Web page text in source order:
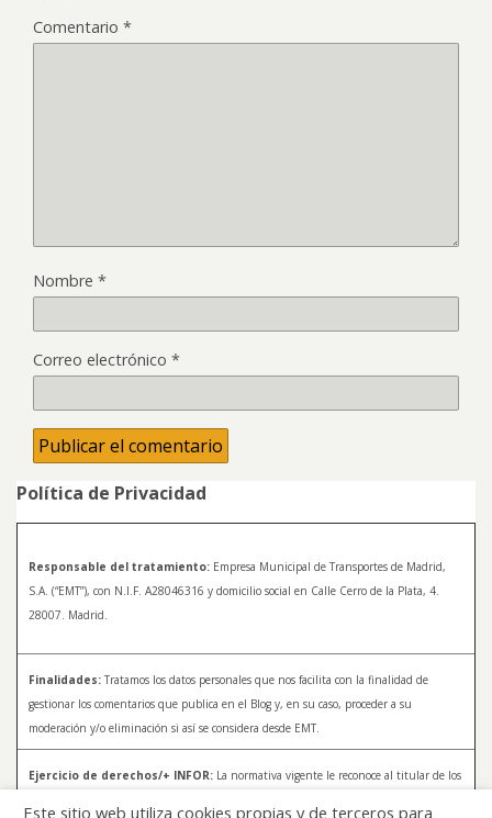
Comentario *
Nombre *
Correo electrónico *
Política de Privacidad
Responsable del tratamiento: Empresa Municipal de Transportes de Madrid,
S.A. (“EMT”), con N.I.F. A28046316 y domicilio social en Calle Cerro de la Plata, 4.
28007. Madrid.
Finalidades: Tratamos los datos personales que nos facilita con la finalidad de
gestionar los comentarios que publica en el Blog y, en su caso, proceder a su
moderación y/o eliminación si así se considera desde EMT.
Ejercicio de derechos/+ INFOR: La normativa vigente le reconoce al titular de los
Este sitio web utiliza cookies propias y de terceros para